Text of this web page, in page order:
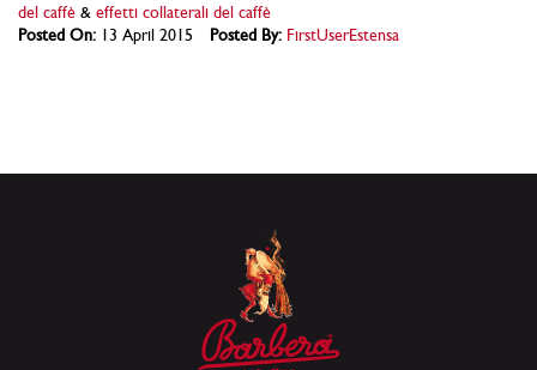
del caffè & effetti collaterali del caffè
Posted On: 13 April 2015 Posted By: FirstUserEstensa